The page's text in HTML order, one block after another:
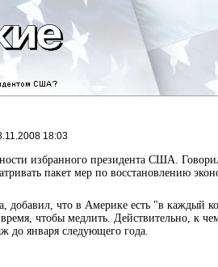
18:03
избранного президента США.
пакет мер по восстановлению
добавил, что в Америке есть "в каждый
чтобы медлить. Действительно, к
до января следующего года.